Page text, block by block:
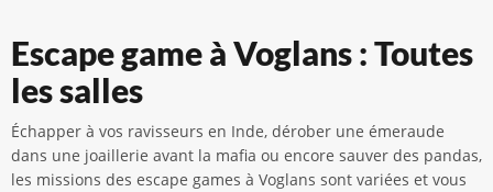
Escape game à Voglans : Toutes
les salles
Échapper à vos ravisseurs en Inde, dérober une émeraude
dans une joaillerie avant la mafia ou encore sauver des pandas,
les missions des escape games à Voglans sont variées et vous